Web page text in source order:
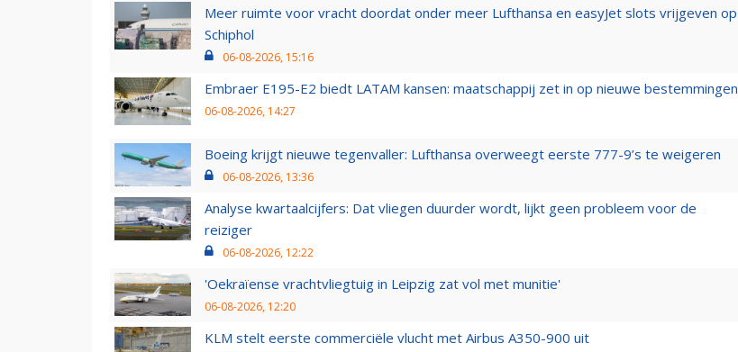
Meer ruimte voor vracht doordat onder meer Lufthansa en easyJet slots vrijgeven op
Schiphol
06-08-2026, 15:16
Embraer E195-E2 biedt LATAM kansen: maatschappij zet in op nieuwe bestemmingen
06-08-2026, 14:27
Boeing krijgt nieuwe tegenvaller: Lufthansa overweegt eerste 777-9’s te weigeren
06-08-2026, 13:36
Analyse kwartaalcijfers: Dat vliegen duurder wordt, lijkt geen probleem voor de
reiziger
06-08-2026, 12:22
'Oekraïense vrachtvliegtuig in Leipzig zat vol met munitie'
06-08-2026, 12:20
KLM stelt eerste commerciële vlucht met Airbus A350-900 uit